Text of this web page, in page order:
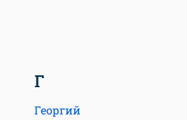
Г
Георгий